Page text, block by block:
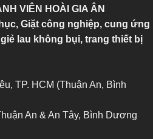
VIÊN HOÀI GIA ÂN
Giặt công nghiệp, cung ứng
lau không bụi, trang thiết bị
TP. HCM (Thuận An, Bình
An & An Tây, Bình Dương